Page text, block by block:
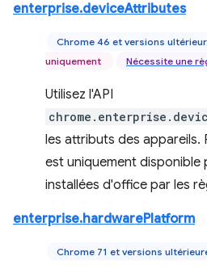
enterprise.deviceAttributes
Chrome 46 et versions
uniquement
Nécessite une
Utilisez l'API
les attributs des appareils.
est uniquement disponible
installées d'office par les
enterprise.hardwarePlatform
Chrome 71 et versions